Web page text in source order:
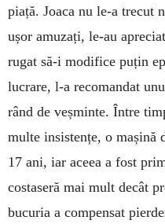
piață. Joaca nu le-a trecut
ușor amuzați, le-au
rugat să-i modifice puțin
lucrare, l-a recomandat
rând de veșminte. Între
multe insistențe, o mașină
17 ani, iar aceea a fost
costaseră mai mult decât
bucuria a compensat